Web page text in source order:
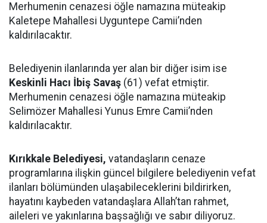
Merhumenin cenazesi öğle namazına müteakip
Kaletepe Mahallesi Uyguntepe Camii’nden
kaldırılacaktır.
Belediyenin ilanlarında yer alan bir diğer isim ise
Keskinli Hacı İbiş Savaş (61) vefat etmiştir.
Merhumenin cenazesi öğle namazına müteakip
Selimözer Mahallesi Yunus Emre Camii’nden
kaldırılacaktır.
Kırıkkale Belediyesi, vatandaşların cenaze
programlarına ilişkin güncel bilgilere belediyenin vefat
ilanları bölümünden ulaşabileceklerini bildirirken,
hayatını kaybeden vatandaşlara Allah’tan rahmet,
aileleri ve yakınlarına başsağlığı ve sabır diliyoruz.